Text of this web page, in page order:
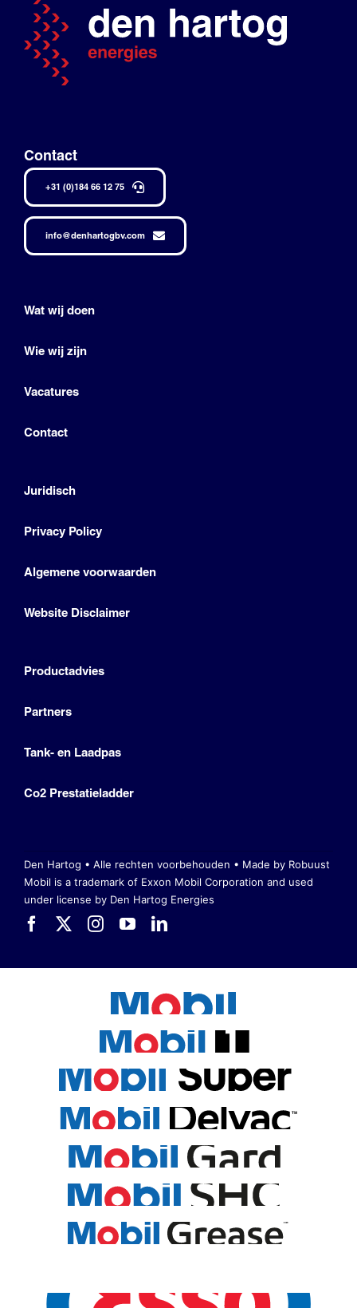
Contact
+31 (0)184 66 12 75
info@denhartogbv.com
Wat wij doen
Wie wij zijn
Vacatures
Contact
Juridisch
Privacy Policy
Algemene voorwaarden
Website Disclaimer
Productadvies
Partners
Tank- en Laadpas
Co2 Prestatieladder
Den Hartog • Alle rechten voorbehouden • Made by Robuust
Mobil is a trademark of Exxon Mobil Corporation and used
under license by Den Hartog Energies